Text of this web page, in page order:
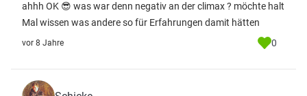
ahhh OK 😎 was war denn negativ an der climax ? möchte halt
Mal wissen was andere so für Erfahrungen damit hätten
vor 8 Jahre 0